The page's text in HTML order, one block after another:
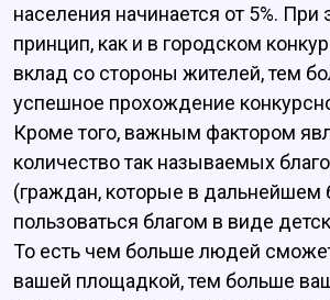
населения начинается от 5%. При
принцип, как и в городском
вклад со стороны жителей, тем
успешное прохождение
Кроме того, важным фактором
количество так называемых
(граждан, которые в дальнейшем
пользоваться благом в виде
То есть чем больше людей
вашей площадкой, тем больше